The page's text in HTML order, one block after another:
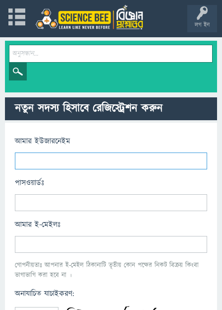
লগ ইন
নতুন সদস্য হিসাবে রেজিস্ট্রেশন করুন
আমার ইউজারনেইম
পাসওয়ার্ডঃ
আমার ই-মেইলঃ
গোপনীয়তাঃ আপনার ই-মেইল ঠিকানাটি তৃতীয় কোন পক্ষের নিকট বিক্রয় কিংবা
ভাগাভাগি করা হবে না ।
অনাযাচিত যাচাইকরণ: